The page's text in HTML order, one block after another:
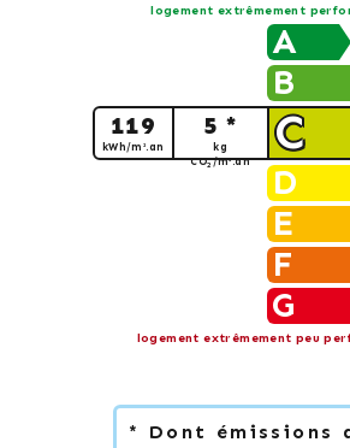
logement extrêmement
A
B
C
119
kWh/m².an
5 *
kg
CO2/m².an
D
E
F
G
logement extrêmement peu
* Dont émissions